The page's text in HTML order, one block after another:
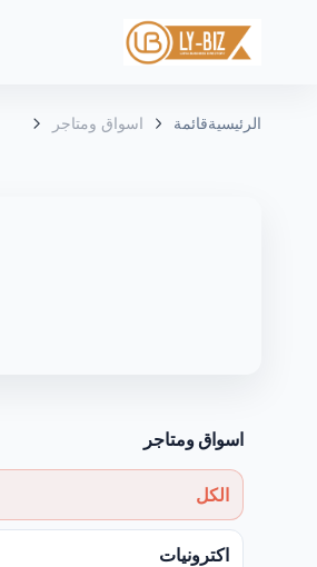
الرئيسيةقائمة اسواق ومتاجر
اسواق ومتاجر
الكل
اكترونيات